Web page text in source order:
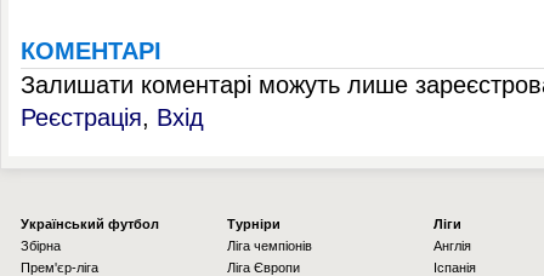
КОМЕНТАРІ
Залишати коментарі можуть лише
Реєстрація, Вхід
Українcький футбол
Збірна
Прем'єр-ліга
Турніри
Ліга чемпіонів
Ліга Європи
Ліги
Англія
Іспанія